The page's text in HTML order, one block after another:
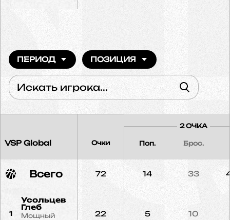
ПЕРИОД ПОЗИЦИЯ
VSP Global Очки
2 ОЧКА
Поп. Брос.
Всего 72 14 33
1
Усольцев
Глеб
Мощный
22 5 10